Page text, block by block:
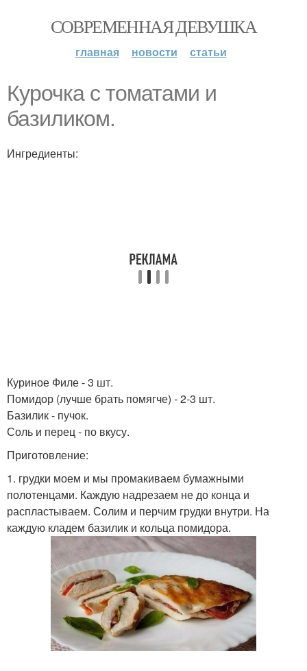
СОВРЕМЕННАЯ ДЕВУШКА
главная новости статьи
Курочка с томатами и
базиликом.
Ингредиенты:
Куриное Филе - 3 шт.
Помидор (лучше брать помягче) - 2-3 шт.
Базилик - пучок.
Соль и перец - по вкусу.
Приготовление:
1. грудки моем и мы промакиваем бумажными
полотенцами. Каждую надрезаем не до конца и
распластываем. Солим и перчим грудки внутри. На
каждую кладем базилик и кольца помидора.